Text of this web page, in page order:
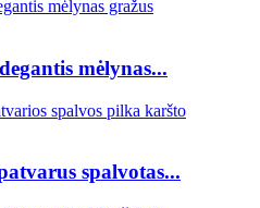
mėlynas...
spalvotas...